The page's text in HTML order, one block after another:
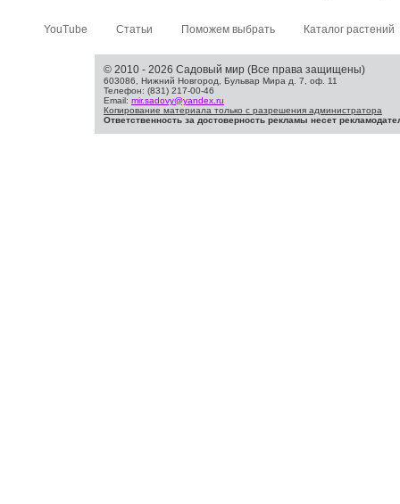
YouTube Статьи Поможем выбрать Каталог растений
© 2010 - 2026 Садовый мир (Все права защищены)
603086, Нижний Новгород, Бульвар Мира д. 7, оф. 11
Телефон: (831) 217-00-46
Email: mir.sadovy@yandex.ru
Копирование материала только с разрешения администратора
Ответственность за достоверность рекламы несет